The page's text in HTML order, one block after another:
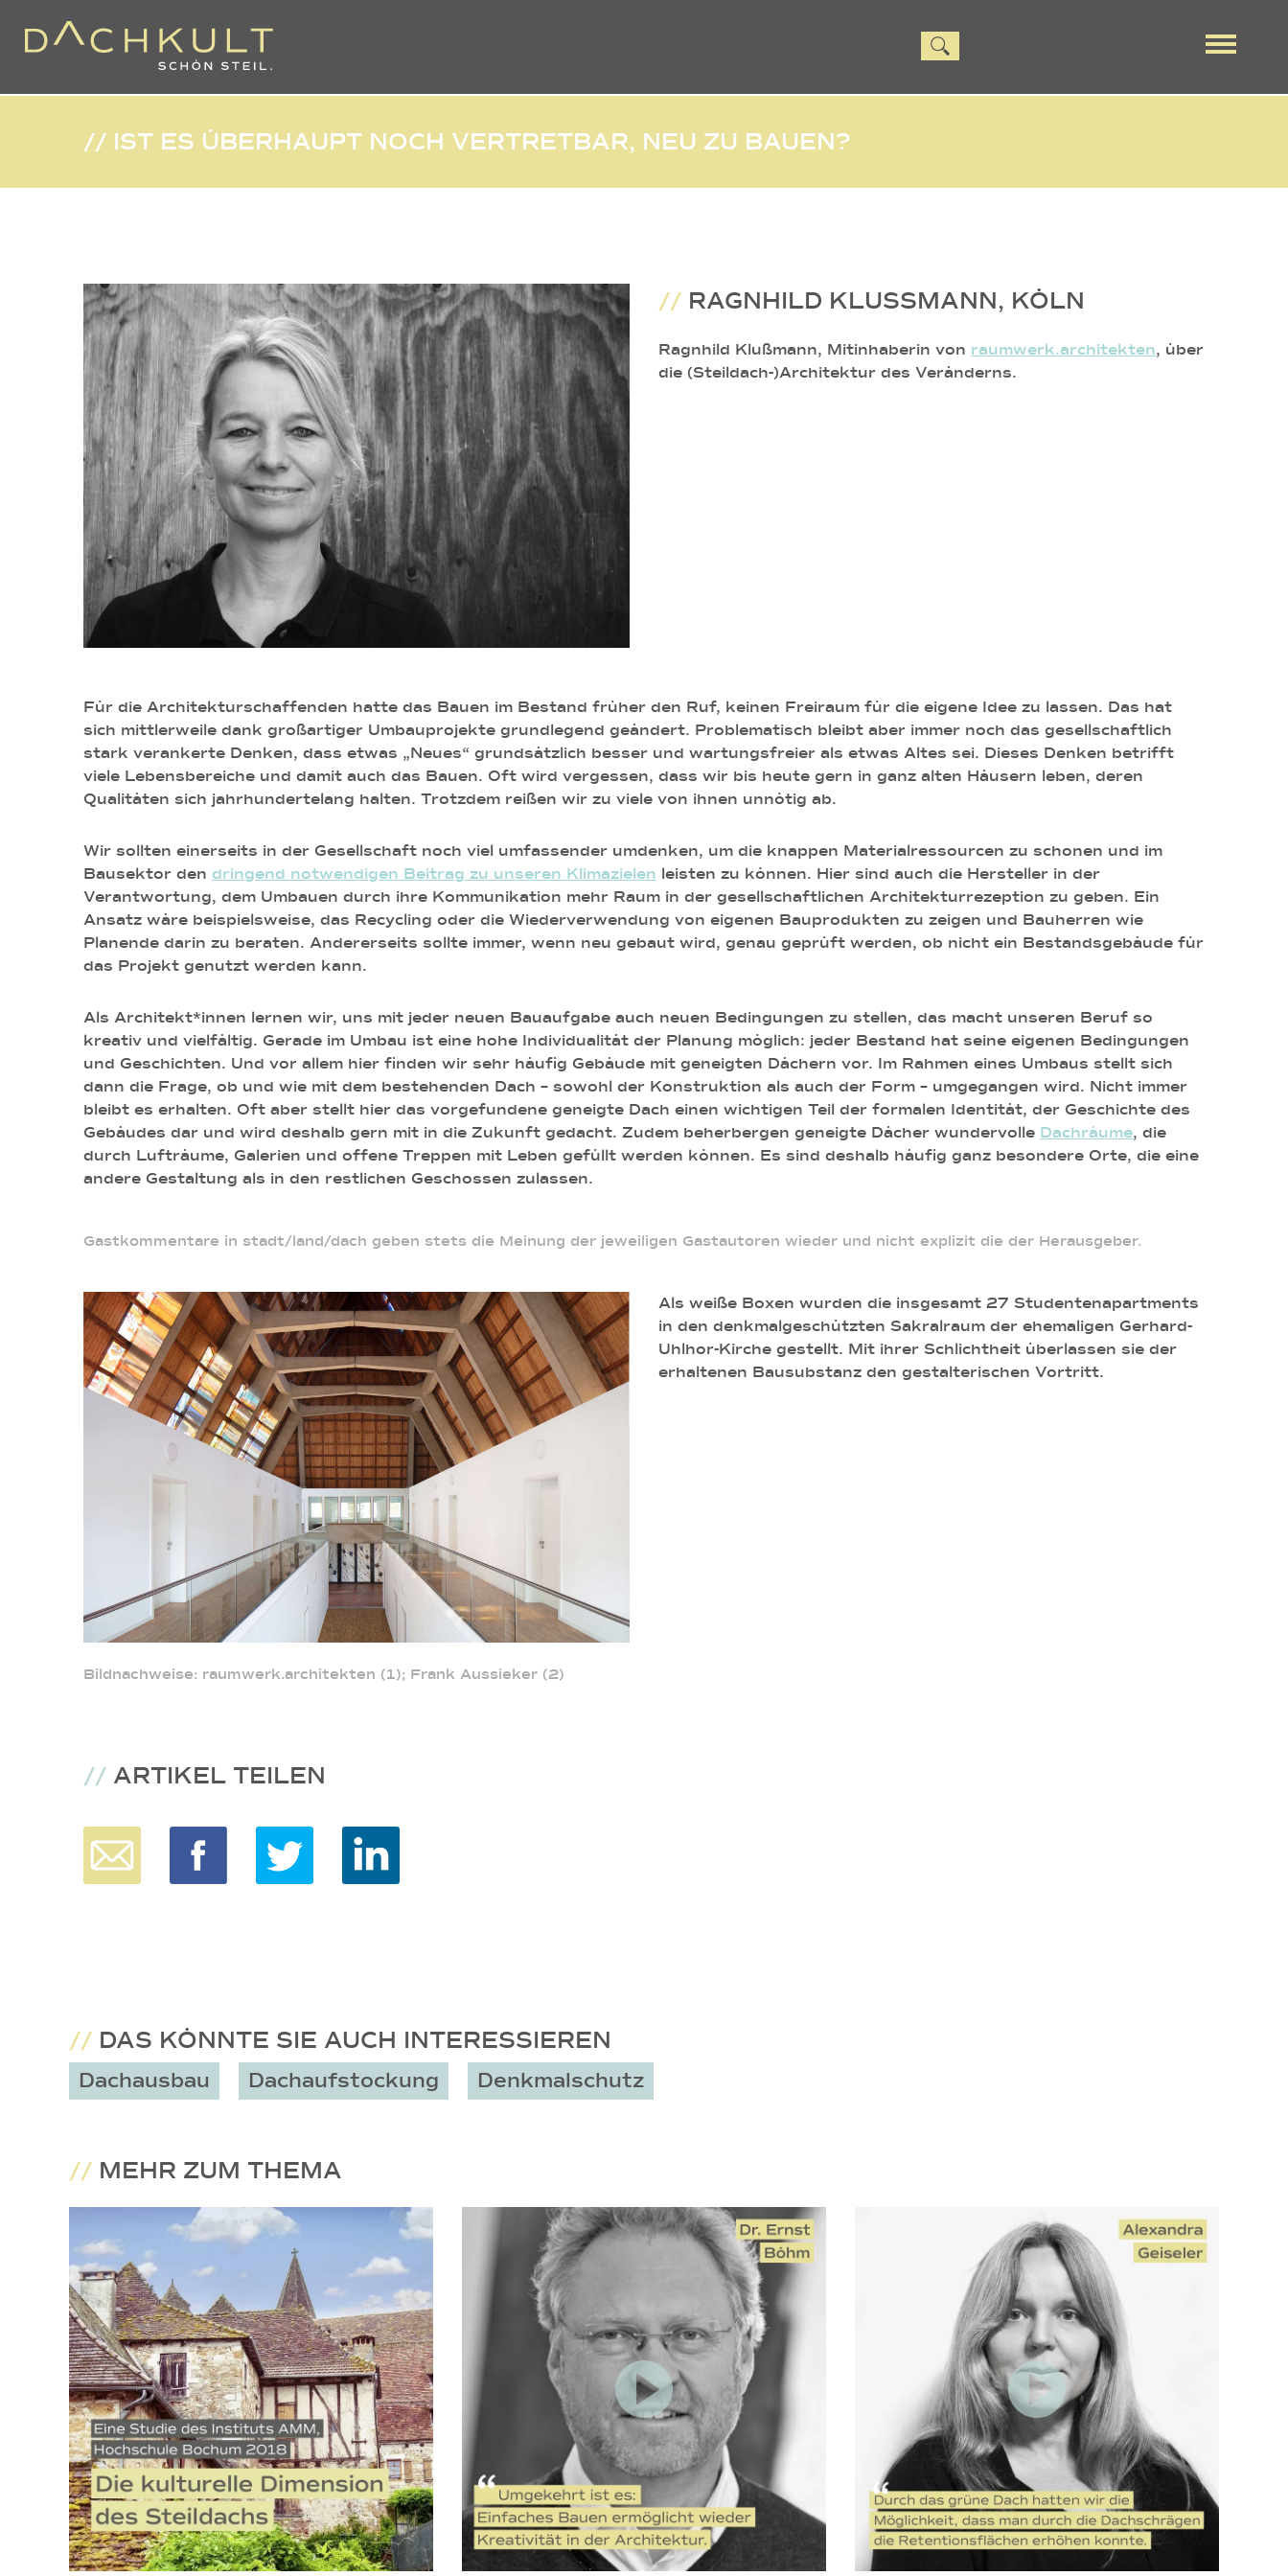
// IST ES ÜBERHAUPT NOCH VERTRETBAR, NEU ZU BAUEN?
// RAGNHILD KLUSSMANN, KÖLN
Ragnhild Klußmann, Mitinhaberin von raumwerk.architekten, über
die (Steildach-)Architektur des Veränderns.
Für die Architekturschaffenden hatte das Bauen im Bestand früher den Ruf, keinen Freiraum für die eigene Idee zu lassen. Das hat
sich mittlerweile dank großartiger Umbauprojekte grundlegend geändert. Problematisch bleibt aber immer noch das gesellschaftlich
stark verankerte Denken, dass etwas „Neues“ grundsätzlich besser und wartungsfreier als etwas Altes sei. Dieses Denken betrifft
viele Lebensbereiche und damit auch das Bauen. Oft wird vergessen, dass wir bis heute gern in ganz alten Häusern leben, deren
Qualitäten sich jahrhundertelang halten. Trotzdem reißen wir zu viele von ihnen unnötig ab.
Wir sollten einerseits in der Gesellschaft noch viel umfassender umdenken, um die knappen Materialressourcen zu schonen und im
Bausektor den dringend notwendigen Beitrag zu unseren Klimazielen leisten zu können. Hier sind auch die Hersteller in der
Verantwortung, dem Umbauen durch ihre Kommunikation mehr Raum in der gesellschaftlichen Architekturrezeption zu geben. Ein
Ansatz wäre beispielsweise, das Recycling oder die Wiederverwendung von eigenen Bauprodukten zu zeigen und Bauherren wie
Planende darin zu beraten. Andererseits sollte immer, wenn neu gebaut wird, genau geprüft werden, ob nicht ein Bestandsgebäude für
das Projekt genutzt werden kann.
Als Architekt*innen lernen wir, uns mit jeder neuen Bauaufgabe auch neuen Bedingungen zu stellen, das macht unseren Beruf so
kreativ und vielfältig. Gerade im Umbau ist eine hohe Individualität der Planung möglich: jeder Bestand hat seine eigenen Bedingungen
und Geschichten. Und vor allem hier finden wir sehr häufig Gebäude mit geneigten Dächern vor. Im Rahmen eines Umbaus stellt sich
dann die Frage, ob und wie mit dem bestehenden Dach – sowohl der Konstruktion als auch der Form – umgegangen wird. Nicht immer
bleibt es erhalten. Oft aber stellt hier das vorgefundene geneigte Dach einen wichtigen Teil der formalen Identität, der Geschichte des
Gebäudes dar und wird deshalb gern mit in die Zukunft gedacht. Zudem beherbergen geneigte Dächer wundervolle Dachräume, die
durch Lufträume, Galerien und offene Treppen mit Leben gefüllt werden können. Es sind deshalb häufig ganz besondere Orte, die eine
andere Gestaltung als in den restlichen Geschossen zulassen.
Gastkommentare in stadt/land/dach geben stets die Meinung der jeweiligen Gastautoren wieder und nicht explizit die der Herausgeber.
Als weiße Boxen wurden die insgesamt 27 Studentenapartments
in den denkmalgeschützten Sakralraum der ehemaligen Gerhard-
Uhlhor-Kirche gestellt. Mit ihrer Schlichtheit überlassen sie der
erhaltenen Bausubstanz den gestalterischen Vortritt.
Bildnachweise: raumwerk.architekten (1); Frank Aussieker (2)
// ARTIKEL TEILEN
// DAS KÖNNTE SIE AUCH INTERESSIEREN
Dachausbau Dachaufstockung Denkmalschutz
// MEHR ZUM THEMA